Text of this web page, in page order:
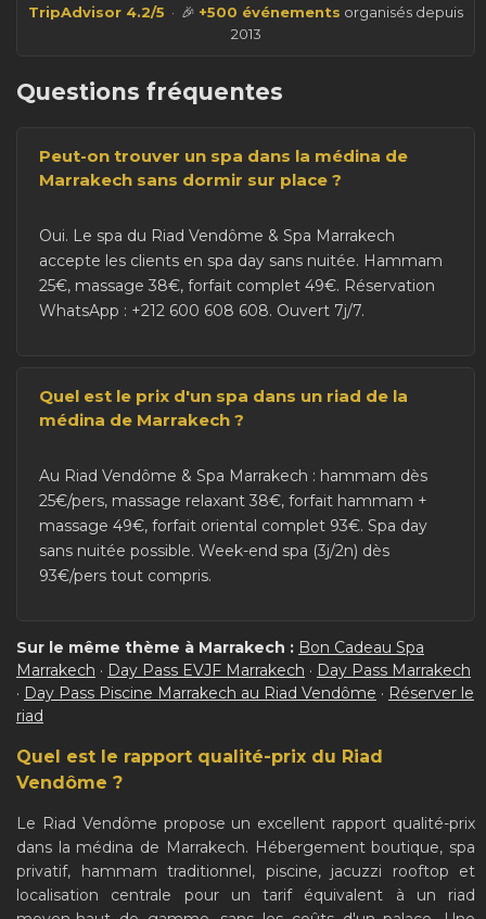
TripAdvisor 4.2/5 · 🎉 +500 événements organisés depuis
2013
Questions fréquentes
Peut-on trouver un spa dans la médina de
Marrakech sans dormir sur place ?
Oui. Le spa du Riad Vendôme & Spa Marrakech
accepte les clients en spa day sans nuitée. Hammam
25€, massage 38€, forfait complet 49€. Réservation
WhatsApp : +212 600 608 608. Ouvert 7j/7.
Quel est le prix d'un spa dans un riad de la
médina de Marrakech ?
Au Riad Vendôme & Spa Marrakech : hammam dès
25€/pers, massage relaxant 38€, forfait hammam +
massage 49€, forfait oriental complet 93€. Spa day
sans nuitée possible. Week-end spa (3j/2n) dès
93€/pers tout compris.
Sur le même thème à Marrakech : Bon Cadeau Spa
Marrakech · Day Pass EVJF Marrakech · Day Pass Marrakech
· Day Pass Piscine Marrakech au Riad Vendôme · Réserver le
riad
Quel est le rapport qualité-prix du Riad
Vendôme ?
Le Riad Vendôme propose un excellent rapport qualité-prix
dans la médina de Marrakech. Hébergement boutique, spa
privatif, hammam traditionnel, piscine, jacuzzi rooftop et
localisation centrale pour un tarif équivalent à un riad